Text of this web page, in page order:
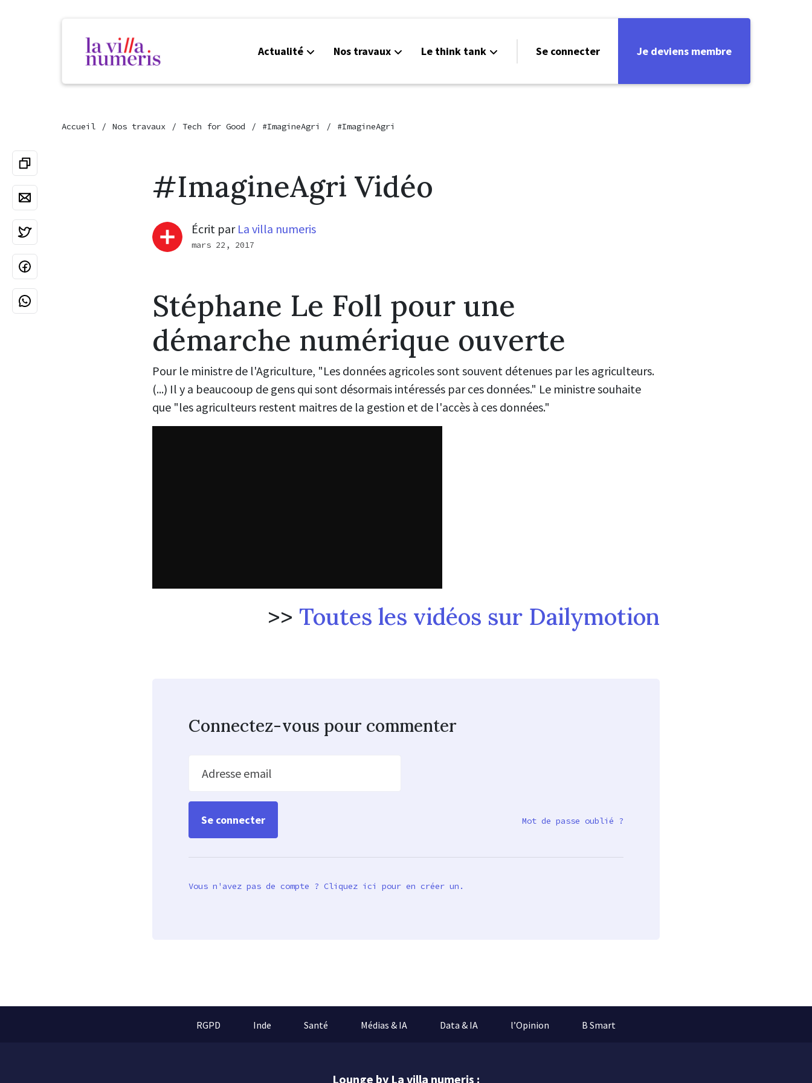
Actualité Nos travaux Le think tank Se connecter Je deviens membre
Accueil Nos travaux Tech for Good #ImagineAgri #ImagineAgri
#ImagineAgri Vidéo
Écrit par La villa numeris
mars 22, 2017
Stéphane Le Foll pour une
démarche numérique ouverte
Pour le ministre de l'Agriculture, "Les données agricoles sont souvent détenues par les agriculteurs.
(...) Il y a beaucooup de gens qui sont désormais intéressés par ces données." Le ministre souhaite
que "les agriculteurs restent maitres de la gestion et de l'accès à ces données."
>> Toutes les vidéos sur Dailymotion
Connectez-vous pour commenter
Adresse email
Mot de passe oublié ?
Vous n'avez pas de compte ? Cliquez ici pour en créer un.
RGPD Inde Santé Médias & IA Data & IA l’Opinion B Smart
Lounge by La villa numeris :